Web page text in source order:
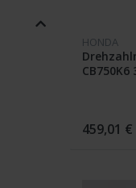
HONDA
CB750K6
459,01 €